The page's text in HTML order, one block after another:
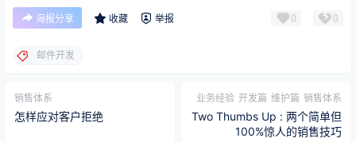
海报分享 收藏 举报 0 0
邮件开发
销售体系
怎样应对客户拒绝
业务经验 开发篇 维护篇 销售体系
Two Thumbs Up : 两个简单但
100%惊人的销售技巧